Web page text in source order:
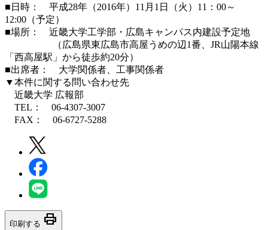
■日時： 平成28年（2016年）11月1日（火）11：00～
12:00（予定）
■場所： 近畿大学工学部・広島キャンパス内建設予定地
（広島県東広島市高屋うめの辺1番、JR山陽本線
「西高屋駅」から徒歩約20分）
■出席者： 大学関係者、工事関係者
▼本件に関する問い合わせ先
近畿大学 広報部
TEL： 06-4307-3007
FAX： 06-6727-5288
印刷する print